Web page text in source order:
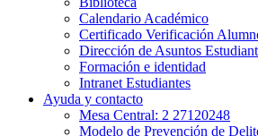
Calendario Académico
Certificado Verificación
Dirección de Asuntos
Formación e identidad
Intranet Estudiantes
Ayuda y contacto
Mesa Central: 2 27120248
Modelo de Prevención de